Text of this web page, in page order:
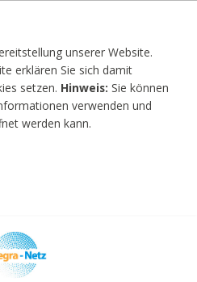
unserer Website.
erklären Sie sich damit
setzen. Hinweis: Sie können
verwenden und
werden kann.